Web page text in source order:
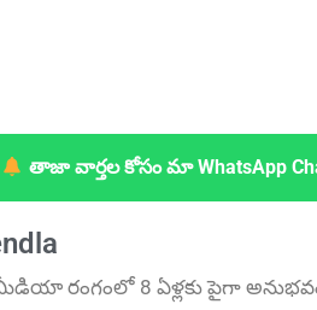
తాజా వార్తల కోసం మా WhatsApp
రంగంలో 8 ఏళ్లకు పైగా